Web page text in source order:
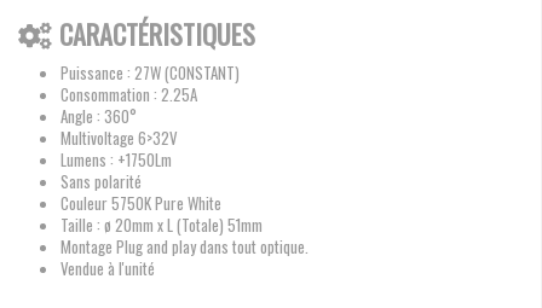
CARACTÉRISTIQUES
Puissance : 27W (CONSTANT)
Consommation : 2.25A
Angle : 360°
Multivoltage 6>32V
Lumens : +1750Lm
Sans polarité
Couleur 5750K Pure White
Taille : ø 20mm x L (Totale) 51mm
Montage Plug and play dans tout optique.
Vendue à l'unité